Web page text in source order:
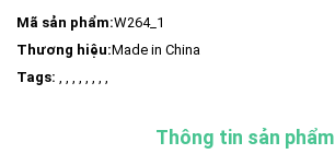
Mã sản phẩm:W264_1
Thương hiệu:Made in China
Tags: , , , , , , , ,
Thông tin sản phẩm